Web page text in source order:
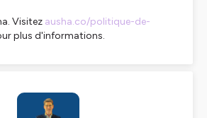
Visitez ausha.co/politique-de-
plus d'informations.